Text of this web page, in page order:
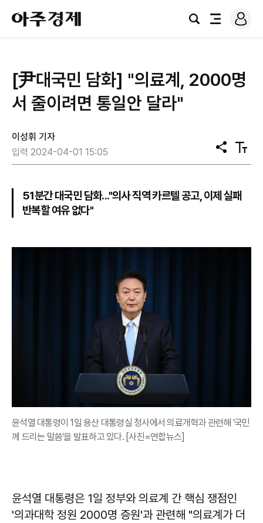
아
주
경
검
전
로
그
[尹대국민 담화] "의료계, 2000명
서 줄이려면 통일안 달라"
이성휘 기자
입력 2024-04-01 15:05
공
유
텍
스
기
51분간 대국민 담화..."의사 직역 카르텔 공고, 이제 실패
반복할 여유 없다"
윤석열 대통령이 1일 용산 대통령실 청사에서 의료개혁과 관련해 '국민
께 드리는 말씀'을 발표하고 있다. [사진=연합뉴스]
윤석열 대통령은 1일 정부와 의료계 간 핵심 쟁점인
'의과대학 정원 2000명 증원'과 관련해 "의료계가 더